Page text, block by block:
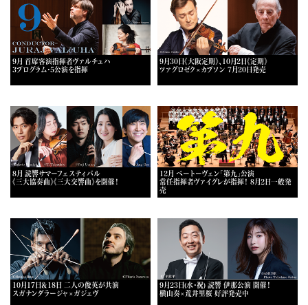
9月 首席客演指揮者ヴァルチュハ
3プログラム・5公演を指揮
9月30日《大阪定期》、10月2日《定期》
ツァグロゼク×カプソン 7月20日発売
8月 読響サマーフェスティバル
《三大協奏曲》《三大交響曲》を開催！
12月 ベートーヴェン「第九」公演
常任指揮者ヴァイグレが指揮！ 8月2日一般発
売
10月17日＆18日 二人の俊英が共演
スガナンダラージャ×ガジェヴ
9月23日(水・祝) 読響 伊那公演 開催！
横山奏×荒井里桜 好評発売中